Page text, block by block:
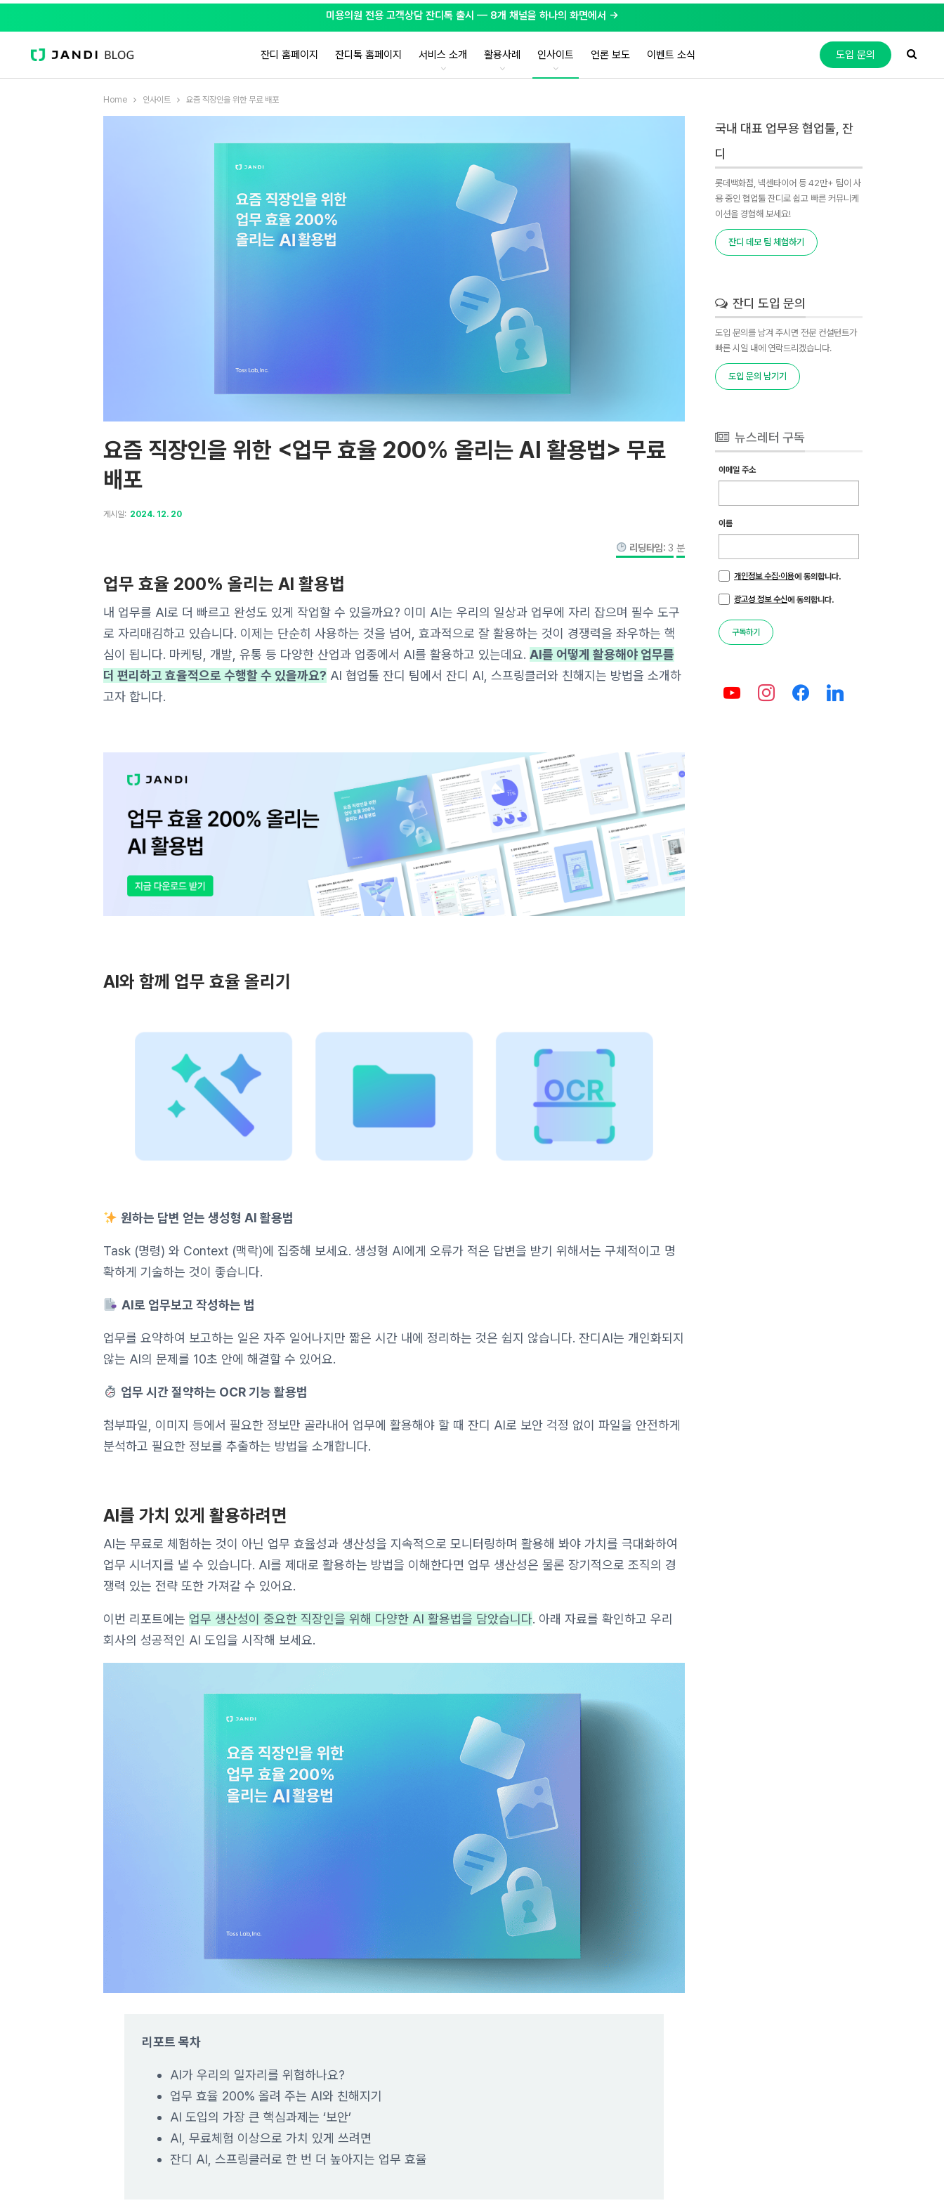
미용의원 전용 고객상담 잔디톡 출시 — 8개 채널을 하나의 화면에서 →
도입 문의
잔디 홈페이지 잔디톡 홈페이지 서비스 소개 활용사례 인사이트 언론 보도 이벤트 소식
Home 인사이트 요즘 직장인을 위한 무료 배포
요즘 직장인을 위한 <업무 효율 200% 올리는 AI 활용법> 무료
배포
게시일: 2024. 12. 20
리딩타임: 3 분
업무 효율 200% 올리는 AI 활용법
내 업무를 AI로 더 빠르고 완성도 있게 작업할 수 있을까요? 이미 AI는 우리의 일상과 업무에 자리 잡으며 필수 도구
로 자리매김하고 있습니다. 이제는 단순히 사용하는 것을 넘어, 효과적으로 잘 활용하는 것이 경쟁력을 좌우하는 핵
심이 됩니다. 마케팅, 개발, 유통 등 다양한 산업과 업종에서 AI를 활용하고 있는데요. AI를 어떻게 활용해야 업무를
더 편리하고 효율적으로 수행할 수 있을까요? AI 협업툴 잔디 팀에서 잔디 AI, 스프링클러와 친해지는 방법을 소개하
고자 합니다.
AI와 함께 업무 효율 올리기
원하는 답변 얻는 생성형 AI 활용법
Task (명령) 와 Context (맥락)에 집중해 보세요. 생성형 AI에게 오류가 적은 답변을 받기 위해서는 구체적이고 명
확하게 기술하는 것이 좋습니다.
AI로 업무보고 작성하는 법
업무를 요약하여 보고하는 일은 자주 일어나지만 짧은 시간 내에 정리하는 것은 쉽지 않습니다. 잔디AI는 개인화되지
않는 AI의 문제를 10초 안에 해결할 수 있어요.
업무 시간 절약하는 OCR 기능 활용법
첨부파일, 이미지 등에서 필요한 정보만 골라내어 업무에 활용해야 할 때 잔디 AI로 보안 걱정 없이 파일을 안전하게
분석하고 필요한 정보를 추출하는 방법을 소개합니다.
AI를 가치 있게 활용하려면
AI는 무료로 체험하는 것이 아닌 업무 효율성과 생산성을 지속적으로 모니터링하며 활용해 봐야 가치를 극대화하여
업무 시너지를 낼 수 있습니다. AI를 제대로 활용하는 방법을 이해한다면 업무 생산성은 물론 장기적으로 조직의 경
쟁력 있는 전략 또한 가져갈 수 있어요.
이번 리포트에는 업무 생산성이 중요한 직장인을 위해 다양한 AI 활용법을 담았습니다. 아래 자료를 확인하고 우리
회사의 성공적인 AI 도입을 시작해 보세요.
리포트 목차
AI가 우리의 일자리를 위협하나요?
업무 효율 200% 올려 주는 AI와 친해지기
AI 도입의 가장 큰 핵심과제는 ‘보안’
AI, 무료체험 이상으로 가치 있게 쓰려면
잔디 AI, 스프링클러로 한 번 더 높아지는 업무 효율
국내 대표 업무용 협업툴, 잔
디
롯데백화점, 넥센타이어 등 42만+ 팀이 사
용 중인 협업툴 잔디로 쉽고 빠른 커뮤니케
이션을 경험해 보세요!
잔디 데모 팀 체험하기
잔디 도입 문의
도입 문의를 남겨 주시면 전문 컨설턴트가
빠른 시일 내에 연락드리겠습니다.
도입 문의 남기기
뉴스레터 구독
이메일 주소
이름
개인정보 수집·이용에 동의합니다.
광고성 정보 수신에 동의합니다.
구독하기